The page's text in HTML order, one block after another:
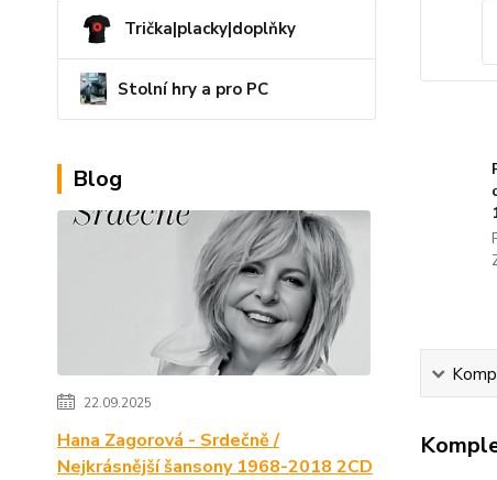
Trička|placky|doplňky
Stolní hry a pro PC
Blog
22.09.2025
Hana Zagorová - Srdečně /
Nejkrásnější šansony 1968-2018 2CD